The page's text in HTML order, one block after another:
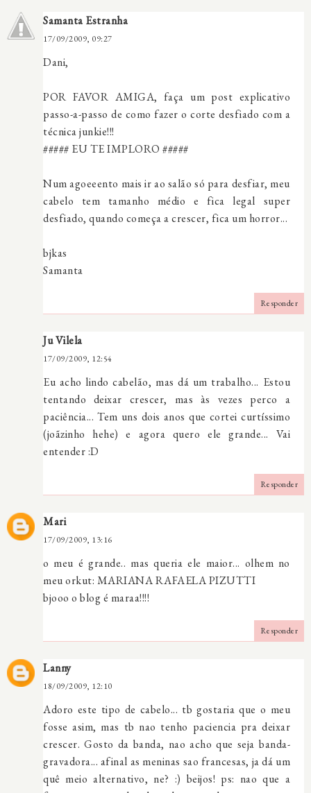
Samanta Estranha
17/09/2009, 09:27
Dani,
POR FAVOR AMIGA, faça um post explicativo
passo-a-passo de como fazer o corte desfiado com a
técnica junkie!!!
##### EU TE IMPLORO #####
Num agoeeento mais ir ao salão só para desfiar, meu
cabelo tem tamanho médio e fica legal super
desfiado, quando começa a crescer, fica um horror...
bjkas
Samanta
Responder
Ju Vilela
17/09/2009, 12:54
Eu acho lindo cabelão, mas dá um trabalho... Estou
tentando deixar crescer, mas às vezes perco a
paciência... Tem uns dois anos que cortei curtíssimo
(joãzinho hehe) e agora quero ele grande... Vai
entender :D
Responder
Mari
17/09/2009, 13:16
o meu é grande.. mas queria ele maior... olhem no
meu orkut: MARIANA RAFAELA PIZUTTI
bjooo o blog é maraa!!!!
Responder
Lanny
18/09/2009, 12:10
Adoro este tipo de cabelo... tb gostaria que o meu
fosse asim, mas tb nao tenho paciencia pra deixar
crescer. Gosto da banda, nao acho que seja banda-
gravadora... afinal as meninas sao francesas, ja dá um
quê meio alternativo, ne? :) beijos! ps: nao que a